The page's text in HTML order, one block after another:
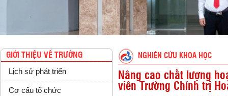
GIỚI THIỆU VỀ TRƯỜNG
Lịch sử phát triển
Cơ cấu tổ chức
NGHIÊN CỨU KHOA HỌC
Nâng cao chất lượng
viên Trường Chính trị